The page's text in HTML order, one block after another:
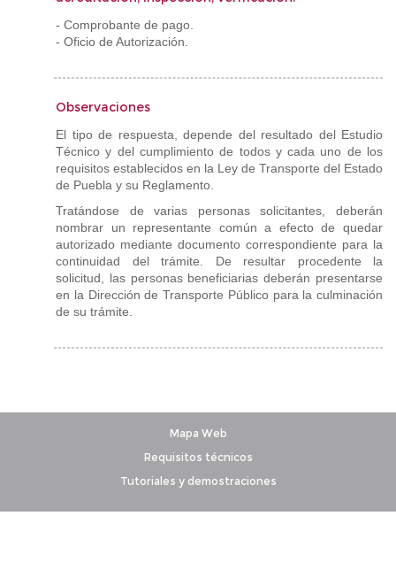
- Comprobante de pago.
- Oficio de Autorización.
Observaciones
El tipo de respuesta, depende del resultado del Estudio
Técnico y del cumplimiento de todos y cada uno de los
requisitos establecidos en la Ley de Transporte del Estado
de Puebla y su Reglamento.
Tratándose de varias personas solicitantes, deberán
nombrar un representante común a efecto de quedar
autorizado mediante documento correspondiente para la
continuidad del trámite. De resultar procedente la
solicitud, las personas beneficiarias deberán presentarse
en la Dirección de Transporte Público para la culminación
de su trámite.
Mapa Web
Requisitos técnicos
Tutoriales y demostraciones